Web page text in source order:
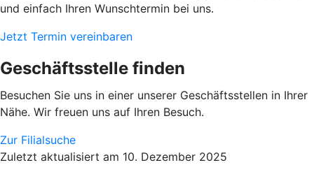
und einfach Ihren Wunschtermin bei uns.
Jetzt Termin vereinbaren
Geschäftsstelle finden
Besuchen Sie uns in einer unserer Geschäftsstellen in Ihrer
Nähe. Wir freuen uns auf Ihren Besuch.
Zur Filialsuche
Zuletzt aktualisiert am 10. Dezember 2025